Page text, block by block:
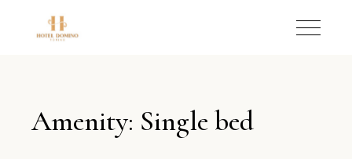
Amenity: Single bed